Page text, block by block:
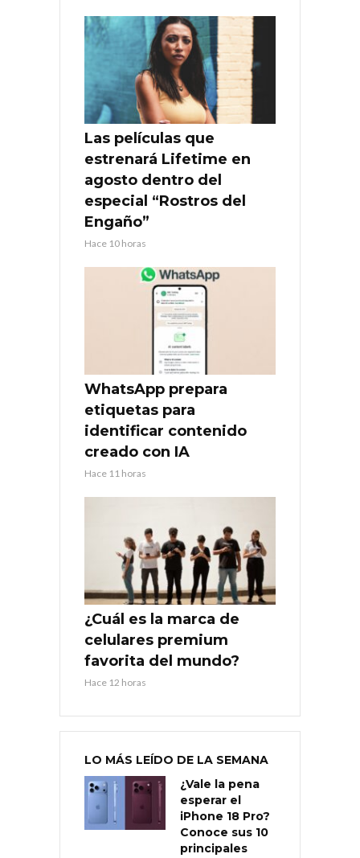
Las películas que
estrenará Lifetime en
agosto dentro del
especial “Rostros del
Engaño”
Hace 10 horas
WhatsApp prepara
etiquetas para
identificar contenido
creado con IA
Hace 11 horas
¿Cuál es la marca de
celulares premium
favorita del mundo?
Hace 12 horas
LO MÁS LEÍDO DE LA SEMANA
¿Vale la pena
esperar el
iPhone 18 Pro?
Conoce sus 10
principales